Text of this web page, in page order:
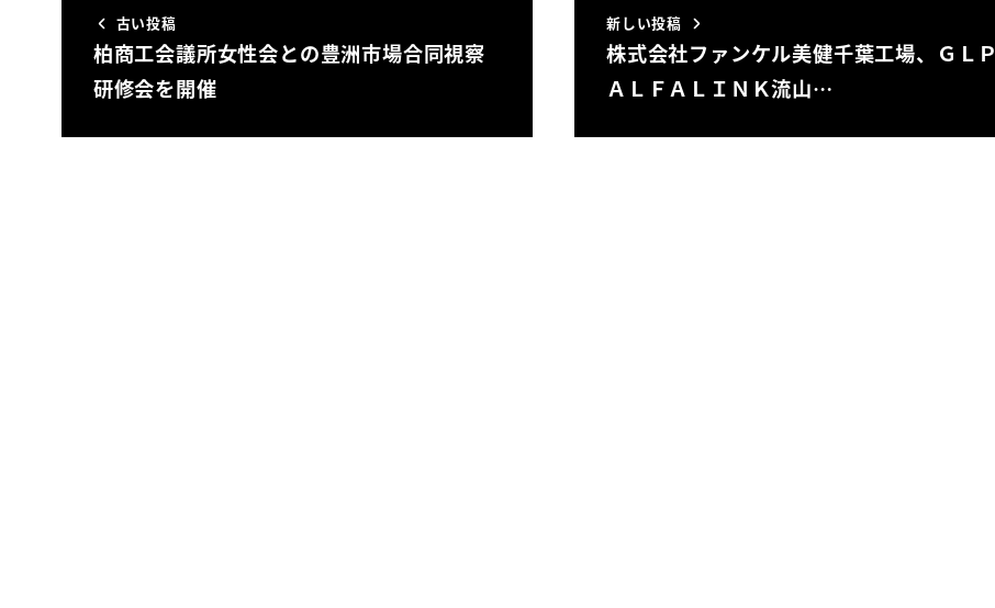
古い投稿
柏商工会議所女性会との豊洲市場合同視察
研修会を開催
新しい投稿
株式会社ファンケル美健千葉工場、ＧＬＰ
ＡＬＦＡＬＩＮＫ流山…